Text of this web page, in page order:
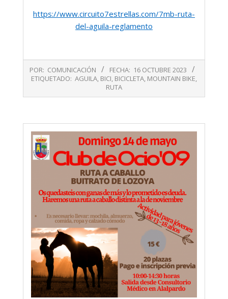
https://www.circuito7estrellas.com/7mb-ruta-
del-aguila-reglamento
10-
POR: COMUNICACIÓN FECHA: 16 OCTUBRE 2023
ETIQUETADO: AGUILA, BICI, BICICLETA, MOUNTAIN BIKE,
RUTA